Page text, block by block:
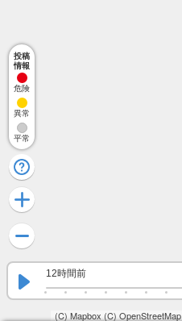
(C) Mapbox (C) OpenStreetMap
12時間前
投稿
情報
危険
異常
平常